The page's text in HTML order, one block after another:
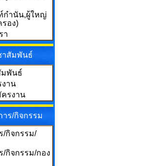
กำนัน,ผู้ใหญ่
อง)
า
าสัมพันธ์
มพันธ์
าน
รงาน
าร/กิจกรรม
/กิจกรรม/
/กิจกรรม/กอง